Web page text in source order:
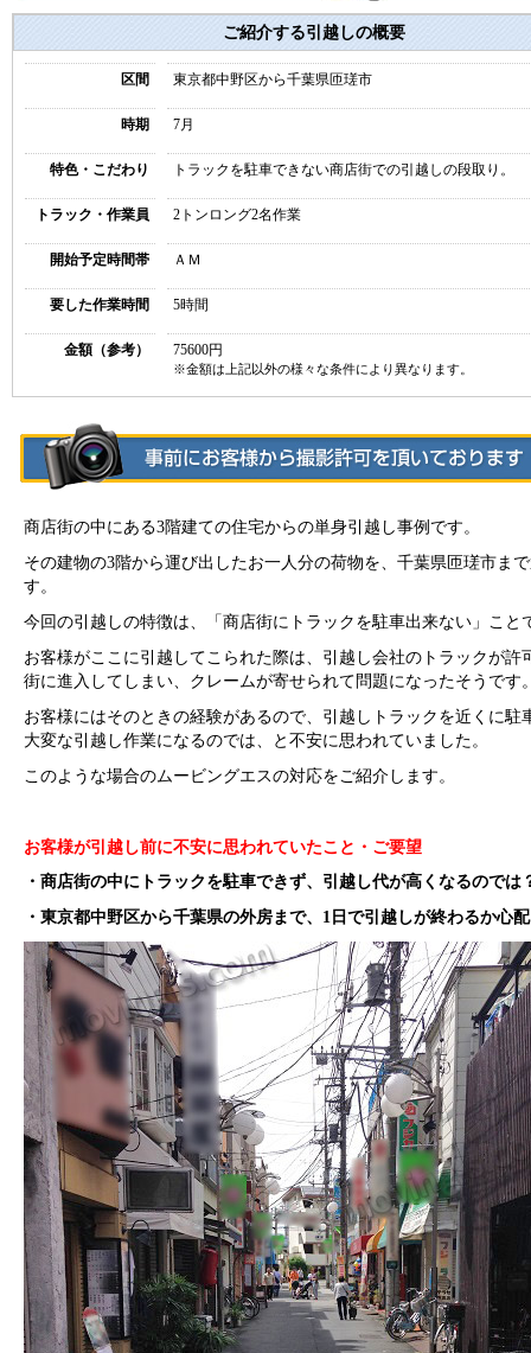
ご紹介する引越しの概要
区間 東京都中野区から千葉県匝瑳市
時期 7月
特色・こだわり トラックを駐車できない商店街での引越しの段取り。
トラック・作業員 2トンロング2名作業
開始予定時間帯 ＡＭ
要した作業時間 5時間
金額（参考） 75600円
※金額は上記以外の様々な条件により異なります。
商店街の中にある3階建ての住宅からの単身引越し事例です。
その建物の3階から運び出したお一人分の荷物を、千葉県匝瑳市ま
す。
今回の引越しの特徴は、「商店街にトラックを駐車出来ない」こと
お客様がここに引越してこられた際は、引越し会社のトラックが許
街に進入してしまい、クレームが寄せられて問題になったそうです
お客様にはそのときの経験があるので、引越しトラックを近くに駐
大変な引越し作業になるのでは、と不安に思われていました。
このような場合のムービングエスの対応をご紹介します。
お客様が引越し前に不安に思われていたこと・ご要望
・商店街の中にトラックを駐車できず、引越し代が高くなるのでは
・東京都中野区から千葉県の外房まで、1日で引越しが終わるか心配